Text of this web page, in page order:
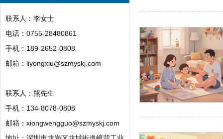
联系人：李女士
电话：0755-28480861
手机：189-2652-0808
邮箱： liyongxiu@szmyskj.com
联系人：熊先生
手机：134-8078-0808
邮箱： xiongwengguo@szmyskj.com